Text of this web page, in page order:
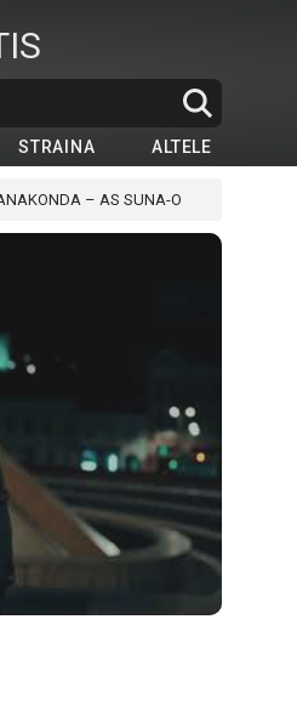
STRAINA ALTELE
– AS SUNA-O